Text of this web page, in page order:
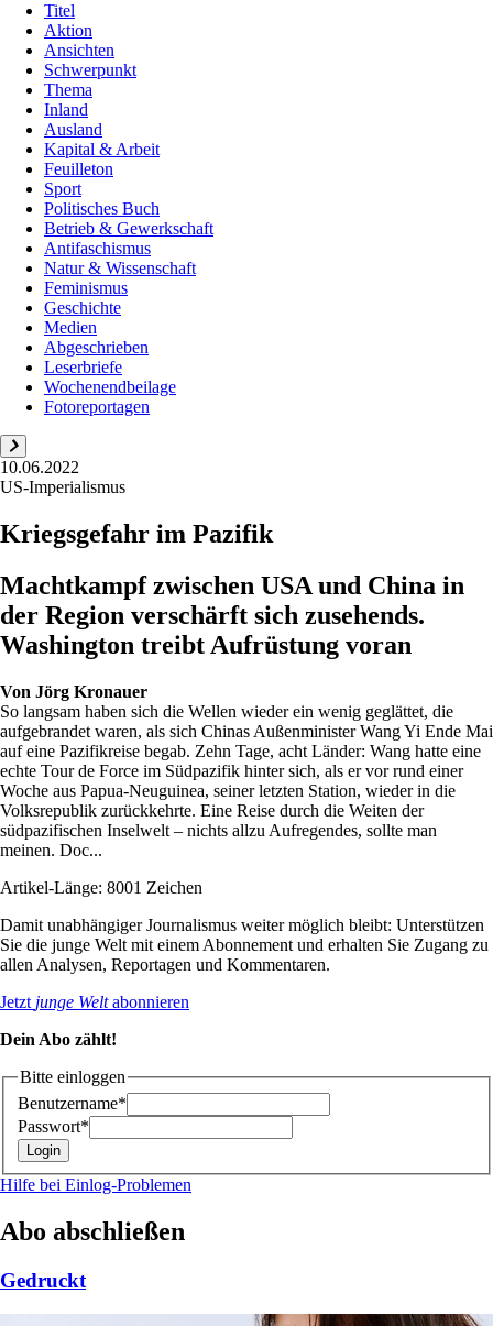
Titel
Aktion
Ansichten
Schwerpunkt
Thema
Inland
Ausland
Kapital & Arbeit
Feuilleton
Sport
Politisches Buch
Betrieb & Gewerkschaft
Antifaschismus
Natur & Wissenschaft
Feminismus
Geschichte
Medien
Abgeschrieben
Leserbriefe
Wochenendbeilage
Fotoreportagen
10.06.2022
US-Imperialismus
Kriegsgefahr im Pazifik
Machtkampf zwischen USA und China in
der Region verschärft sich zusehends.
Washington treibt Aufrüstung voran
Von Jörg Kronauer
So langsam haben sich die Wellen wieder ein wenig geglättet, die
aufgebrandet waren, als sich Chinas Außenminister Wang Yi Ende Mai
auf eine Pazifikreise begab. Zehn Tage, acht Länder: Wang hatte eine
echte Tour de Force im Südpazifik hinter sich, als er vor rund einer
Woche aus Papua-Neuguinea, seiner letzten Station, wieder in die
Volksrepublik zurückkehrte. Eine Reise durch die Weiten der
südpazifischen Inselwelt – nichts allzu Aufregendes, sollte man
meinen. Doc...
Artikel-Länge: 8001 Zeichen
Damit unabhängiger Journalismus weiter möglich bleibt: Unterstützen
Sie die junge Welt mit einem Abonnement und erhalten Sie Zugang zu
allen Analysen, Reportagen und Kommentaren.
Jetzt junge Weltabonnieren
Dein Abo zählt!
Bitte einloggen
Benutzername*
Passwort*
Hilfe bei Einlog-Problemen
Abo abschließen
Gedruckt